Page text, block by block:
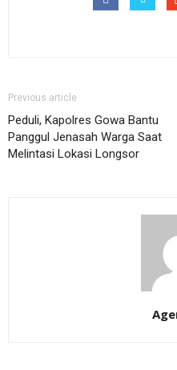
Previous article
Peduli, Kapolres Gowa Bantu
Panggul Jenasah Warga Saat
Melintasi Lokasi Longsor